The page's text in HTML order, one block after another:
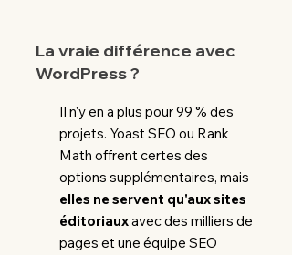
La vraie différence avec
WordPress ?
Il n'y en a plus pour 99 % des
projets. Yoast SEO ou Rank
Math offrent certes des
options supplémentaires, mais
elles ne servent qu'aux sites
éditoriauxavec des milliers de
pages et une équipe SEO